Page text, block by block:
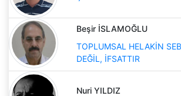
Beşir İSLAMOĞLU
TOPLUMSAL HELAKİN
DEĞİL, İFSATTIR
Nuri YILDIZ